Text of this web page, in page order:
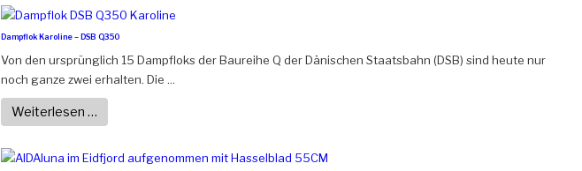
Dampflok Karoline – DSB Q350
Von den ursprünglich 15 Dampfloks der Baureihe Q der Dänischen Staatsbahn (DSB) sind heute nur
noch ganze zwei erhalten. Die ...
Weiterlesen …